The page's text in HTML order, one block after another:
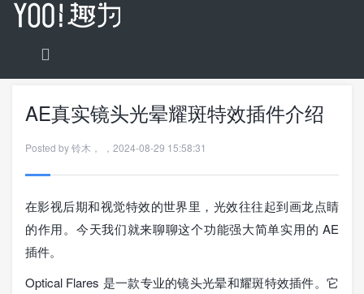
AE真实镜头光晕耀斑特效插件介绍
Posted by铃木 ， ， 2024-08-29 15:58:31
在影视后期和视觉特效的世界里，光效往往起到画龙点睛
的作用。今天我们就来聊聊这个功能强大简单实用的 AE
插件。
Optical Flares 是一款专业的镜头光晕和耀斑特效插件。它